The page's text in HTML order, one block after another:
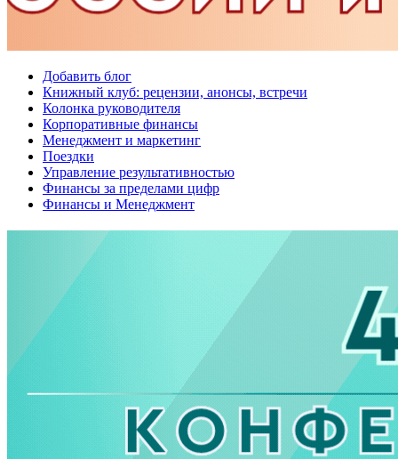
Добавить блог
Книжный клуб: рецензии, анонсы, встречи
Колонка руководителя
Корпоративные финансы
Менеджмент и маркетинг
Поездки
Управление результативностью
Финансы за пределами цифр
Финансы и Менеджмент